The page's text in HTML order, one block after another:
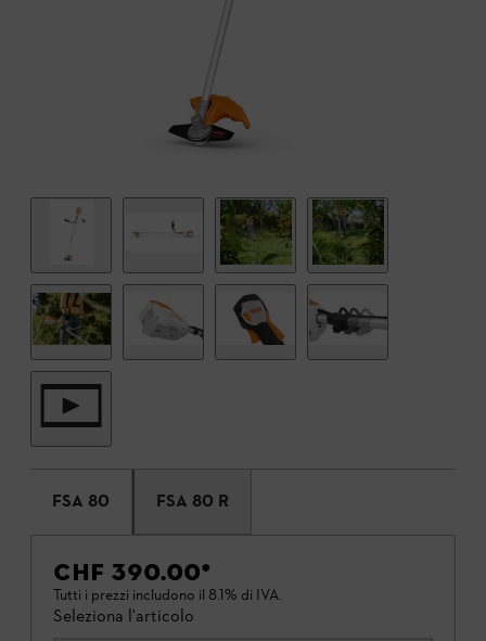
FSA 80 FSA 80 R
CHF 390.00*
Tutti i prezzi includono il 8.1% di IVA.
Seleziona l'articolo